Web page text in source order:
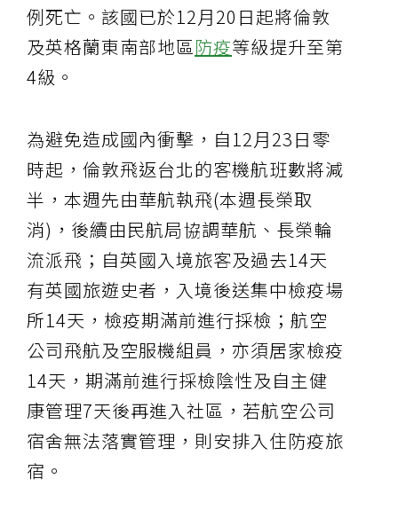
例死亡。該國已於12月20日起將倫敦
及英格蘭東南部地區防疫等級提升至第
4級。
為避免造成國內衝擊，自12月23日零
時起，倫敦飛返台北的客機航班數將減
半，本週先由華航執飛(本週長榮取
消)，後續由民航局協調華航、長榮輪
流派飛；自英國入境旅客及過去14天
有英國旅遊史者，入境後送集中檢疫場
所14天，檢疫期滿前進行採檢；航空
公司飛航及空服機組員，亦須居家檢疫
14天，期滿前進行採檢陰性及自主健
康管理7天後再進入社區，若航空公司
宿舍無法落實管理，則安排入住防疫旅
宿。